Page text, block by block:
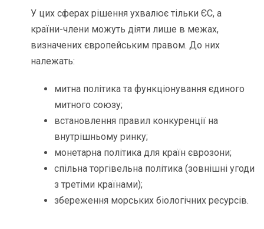
У цих сферах рішення ухвалює тільки ЄС, а
країни-члени можуть діяти лише в межах,
визначених європейським правом. До них
належать:
митна політика та функціонування єдиного
митного союзу;
встановлення правил конкуренції на
внутрішньому ринку;
монетарна політика для країн єврозони;
спільна торгівельна політика (зовнішні угоди
з третіми країнами);
збереження морських біологічних ресурсів.